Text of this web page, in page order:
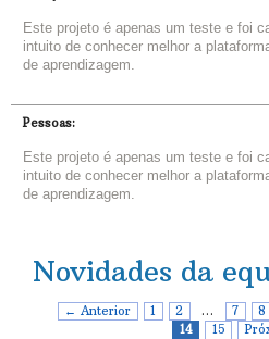
Este projeto é apenas um teste e foi
intuito de conhecer melhor a
de aprendizagem.
Pessoas:
Este projeto é apenas um teste e foi
intuito de conhecer melhor a
de aprendizagem.
Novidades da
← Anterior 1 2 … 7 8
14
15